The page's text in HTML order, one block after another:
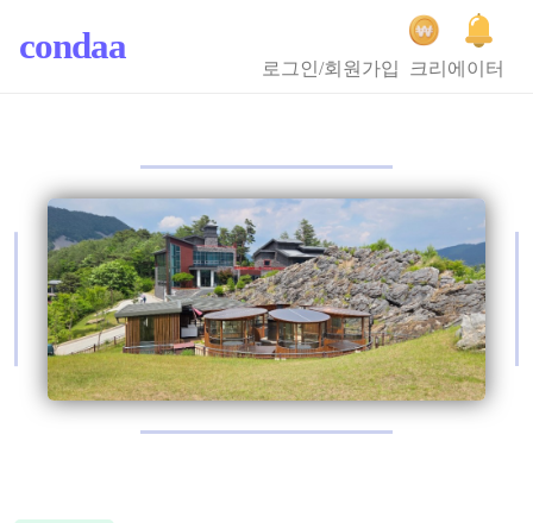
condaa
로그인/회원가입 크리에이터